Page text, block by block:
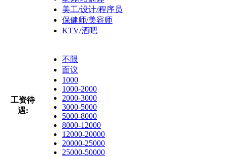
美工/设计/程序员
保健师/美容师
KTV/酒吧
工资待
遇:
不限
面议
1000
1000-2000
2000-3000
3000-5000
5000-8000
8000-12000
12000-20000
20000-25000
25000-50000